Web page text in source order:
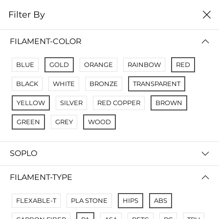
0
No Results
Not Found Filters1
Not Found Filters2
Filter By
FILAMENT-COLOR
BLUE GOLD ORANGE RAINBOW RED
BLACK WHITE BRONZE TRANSPARENT
YELLOW SILVER RED COPPER BROWN
GREEN GREY WOOD
SOPLO
FILAMENT-TYPE
FLEXABLE-T PLA STONE HIPS ABS